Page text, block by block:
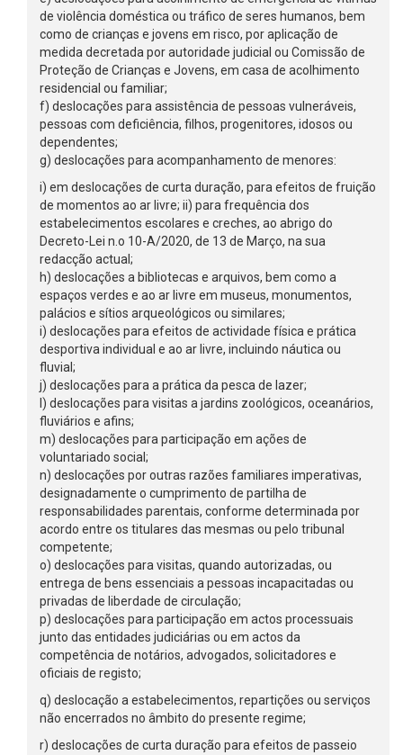
de violência doméstica ou tráfico de seres humanos, bem
como de crianças e jovens em risco, por aplicação de
medida decretada por autoridade judicial ou Comissão de
Proteção de Crianças e Jovens, em casa de acolhimento
residencial ou familiar;
f) deslocações para assistência de pessoas vulneráveis,
pessoas com deficiência, filhos, progenitores, idosos ou
dependentes;
g) deslocações para acompanhamento de menores:
i) em deslocações de curta duração, para efeitos de fruição
de momentos ao ar livre; ii) para frequência dos
estabelecimentos escolares e creches, ao abrigo do
Decreto-Lei n.o 10-A/2020, de 13 de Março, na sua
redacção actual;
h) deslocações a bibliotecas e arquivos, bem como a
espaços verdes e ao ar livre em museus, monumentos,
palácios e sítios arqueológicos ou similares;
i) deslocações para efeitos de actividade física e prática
desportiva individual e ao ar livre, incluindo náutica ou
fluvial;
j) deslocações para a prática da pesca de lazer;
l) deslocações para visitas a jardins zoológicos, oceanários,
fluviários e afins;
m) deslocações para participação em ações de
voluntariado social;
n) deslocações por outras razões familiares imperativas,
designadamente o cumprimento de partilha de
responsabilidades parentais, conforme determinada por
acordo entre os titulares das mesmas ou pelo tribunal
competente;
o) deslocações para visitas, quando autorizadas, ou
entrega de bens essenciais a pessoas incapacitadas ou
privadas de liberdade de circulação;
p) deslocações para participação em actos processuais
junto das entidades judiciárias ou em actos da
competência de notários, advogados, solicitadores e
oficiais de registo;
q) deslocação a estabelecimentos, repartições ou serviços
não encerrados no âmbito do presente regime;
r) deslocações de curta duração para efeitos de passeio